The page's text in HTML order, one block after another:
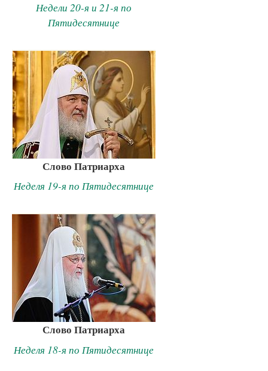
Недели 20-я и 21-я по
Пятидесятнице
Слово Патриарха
Неделя 19-я по Пятидесятнице
Слово Патриарха
Неделя 18-я по Пятидесятнице